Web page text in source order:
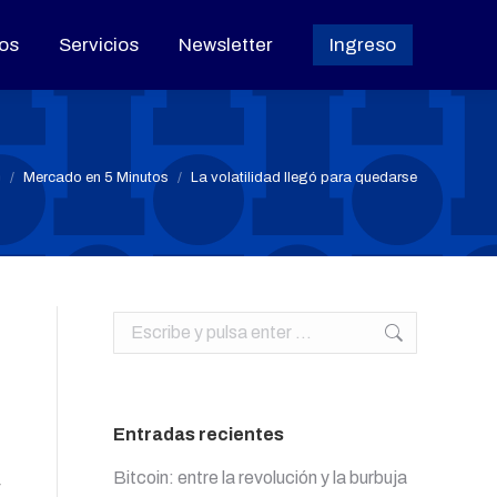
Servicios Newsletter Ingreso
aquí:
Mercado en 5 Minutos La volatilidad llegó para quedarse
Buscar:
Entradas recientes
Bitcoin: entre la revolución y la burbuja
Servicios Newsletter Ingreso